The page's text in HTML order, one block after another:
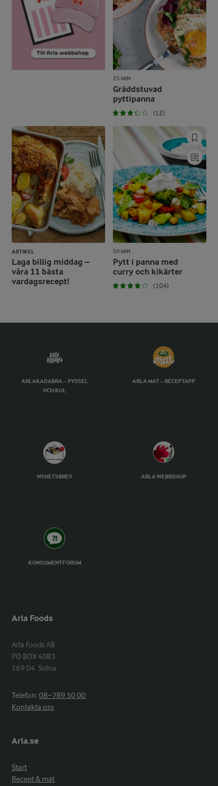
25 MIN
Gräddstuvad
pyttipanna
(12)
ARTIKEL
Laga billig middag –
våra 11 bästa
vardagsrecept!
50 MIN
Pytt i panna med
curry och kikärter
(104)
ARLAKADABRA – PYSSEL
OCH KUL
ARLA MAT – RECEPTAPP
NYHETSBREV ARLA WEBBSHOP
KONSUMENTFORUM
Arla Foods
Arla Foods AB
PO BOX 4083
169 04  Solna
Telefon:08−789 50 00
Kontakta oss
Arla.se
Start
Recept & mat